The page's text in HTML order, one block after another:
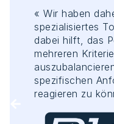
« Wir haben
spezialisiertes
dabei hilft, das
mehreren
spezifischen
reagieren zu